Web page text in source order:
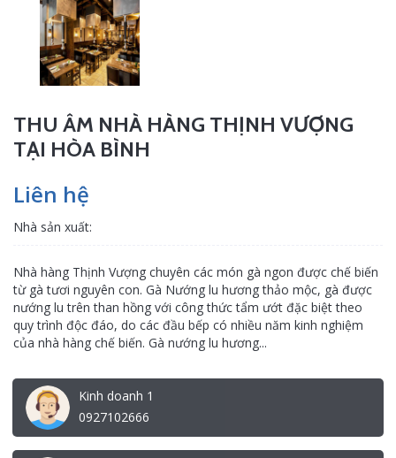
THU ÂM NHÀ HÀNG THỊNH VƯỢNG
TẠI HÒA BÌNH
Liên hệ
Nhà sản xuất:
Nhà hàng Thịnh Vượng chuyên các món gà ngon được chế biến
từ gà tươi nguyên con. Gà Nướng lu hương thảo mộc, gà được
nướng lu trên than hồng với công thức tẩm ướt đặc biệt theo
quy trình độc đáo, do các đầu bếp có nhiều năm kinh nghiệm
của nhà hàng chế biến. Gà nướng lu hương...
Kinh doanh 1
0927102666